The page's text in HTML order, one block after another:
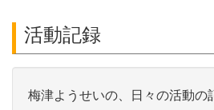
活動記録
梅津ようせいの、日々の活動の